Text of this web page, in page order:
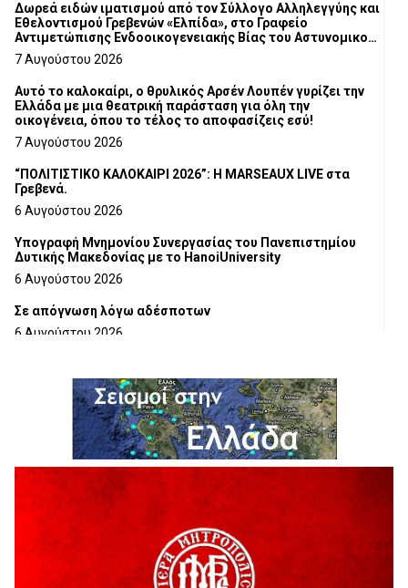
Δωρεά ειδών ιματισμού από τον Σύλλογο Αλληλεγγύης και
Εθελοντισμού Γρεβενών «Ελπίδα», στο Γραφείο
Αντιμετώπισης Ενδοοικογενειακής Βίας του Αστυνομικού
Τμήματος Γρεβενών
7 Αυγούστου 2026
Αυτό το καλοκαίρι, ο θρυλικός Αρσέν Λουπέν γυρίζει την
Ελλάδα με μια θεατρική παράσταση για όλη την
οικογένεια, όπου το τέλος το αποφασίζεις εσύ!
7 Αυγούστου 2026
“ΠΟΛΙΤΙΣΤΙΚΟ ΚΑΛΟΚΑΙΡΙ 2026”: Η MARSEAUX LIVE στα
Γρεβενά.
6 Αυγούστου 2026
Υπογραφή Μνημονίου Συνεργασίας του Πανεπιστημίου
Δυτικής Μακεδονίας με το HanoiUniversity
6 Αυγούστου 2026
Σε απόγνωση λόγω αδέσποτων
6 Αυγούστου 2026
6 Αυγούστου 2026
Ολοκληρώνεται η ασφαλτόστρωση της οδού Περιβόλι –
6 Αυγούστου 2026
H παραδοχή λαθών είναι (και) δύναμη
5 Αυγούστου 2026
Ο ΑΝΔΡΕΑΣ ΑΣΛΑΝΙΔΗΣ ΣΥΝΕΧΙΖΕΙ ΣΤΟΝ ΠΡΩΤΕΑ
ΓΡΕΒΕΝΩΝ
5 Αυγούστου 2026